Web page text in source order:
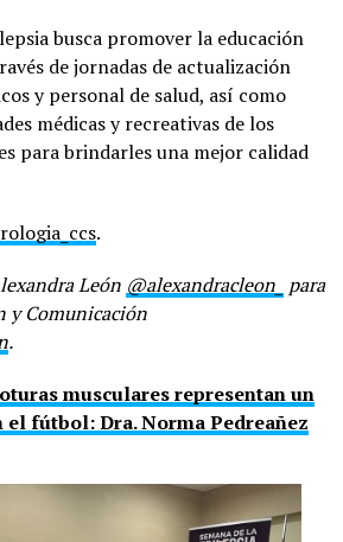
busca promover la educación
de jornadas de actualización
y personal de salud, así como
médicas y recreativas de los
para brindarles una mejor calidad
.
León @alexandracleon_ para
y Comunicación
.
musculares representan un
el fútbol: Dra. Norma Pedreañez